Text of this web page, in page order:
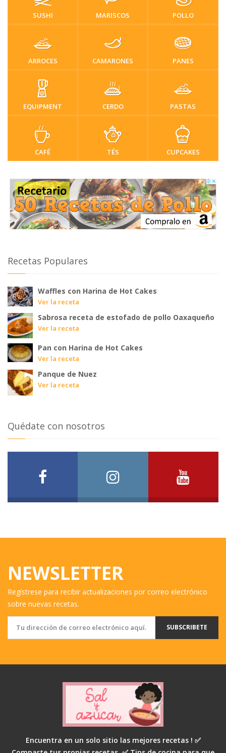
SUSHI MARISCOS POLLO
ARROCES CAMARONES PANES
EQUIPMENT CERDO PASTAS
CAFÉ TÉS CUPCAKES
Recetas Populares
Waffles con Harina de Hot Cakes
Ver la receta
Sabrosa receta de estofado de pollo Oaxaqueño
Ver la receta
Pan con Harina de Hot Cakes
Ver la receta
Panque de Nuez
Ver la receta
Quédate con nosotros
NEWSLETTER
Regístrese para recibir actualizaciones por correo electrónico
sobre nuevas recetas.
SUBSCRIBETE
Encuentra en un solo sitio las mejores recetas ! ✅